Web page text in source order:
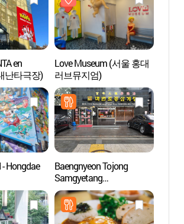
en
난타극장)
Love Museum (서울 홍대
러브뮤지엄)
Hongdae
운드
Baengnyeon Tojong
Samgyetang
(백년토종삼계탕)